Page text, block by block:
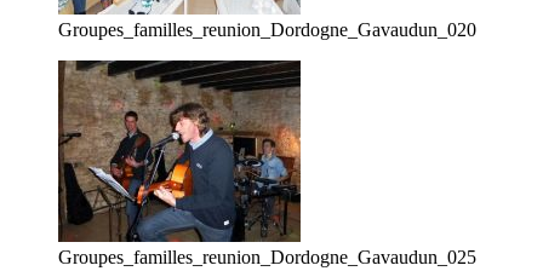
Groupes_familles_reunion_Dordogne_Gavaudun_020
Groupes_familles_reunion_Dordogne_Gavaudun_025